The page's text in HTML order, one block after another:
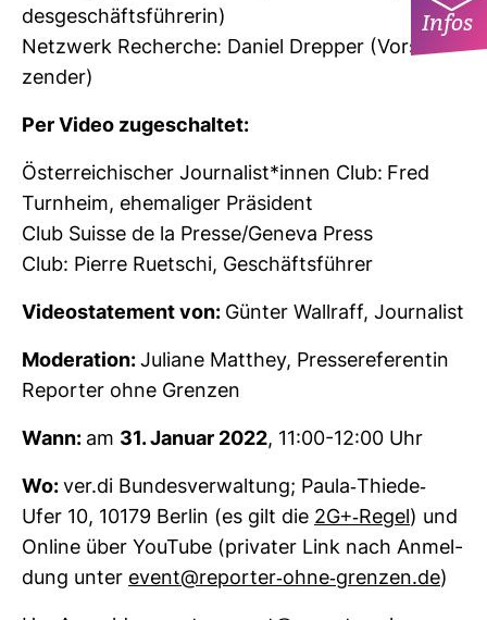
des­ge­schäfts­füh­rerin)
Netz­werk Recherche: Daniel Drepper (Vor­sit­
zender)
Per Video zuge­schaltet:
Öster­rei­chi­scher Jour­na­list*innen Club: Fred
Turn­heim, ehe­ma­liger Prä­si­dent
Club Suisse de la Presse/Geneva Press
Club: Pierre Ruet­schi, Geschäfts­führer
Video­state­ment von: Günter Wall­raff, Jour­na­list
Mode­ra­tion: Juliane Mat­they, Pres­se­re­fe­rentin
Reporter ohne Grenzen
Wann: am 31. Januar 2022, 11:00-12:00 Uhr
Wo: ver.di Bun­des­ver­wal­tung; Paula-​Thiede-​
Ufer 10, 10179 Berlin (es gilt die 2G+-​Regel) und
Online über You­Tube (pri­vater Link nach Anmel­
dung unter event@reporter-​ohne-​grenzen.de)
Infos